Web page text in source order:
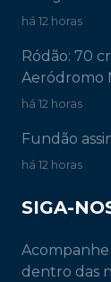
há 12 horas
Ródão: 70
Aeródromo
há 12 horas
Fundão
há 12 horas
SIGA-
Acompanhe
dentro das